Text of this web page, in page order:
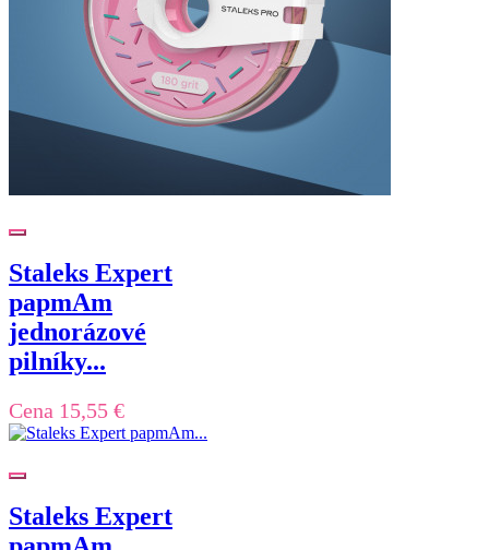
Staleks Expert
papmAm
jednorázové
pilníky...
Cena 15,55 €
Staleks Expert